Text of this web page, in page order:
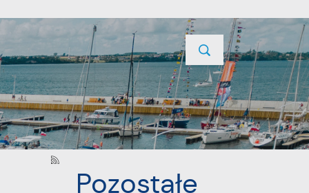
PROJEKTY UNIJNE KONTAKT
POPRZEDNI NASTĘPNY
Pozostałe